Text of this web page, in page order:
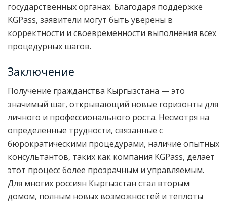
государственных органах. Благодаря поддержке
KGPass, заявители могут быть уверены в
корректности и своевременности выполнения всех
процедурных шагов.
Заключение
Получение гражданства Кыргызстана — это
значимый шаг, открывающий новые горизонты для
личного и профессионального роста. Несмотря на
определенные трудности, связанные с
бюрократическими процедурами, наличие опытных
консультантов, таких как компания KGPass, делает
этот процесс более прозрачным и управляемым.
Для многих россиян Кыргызстан стал вторым
домом, полным новых возможностей и теплоты